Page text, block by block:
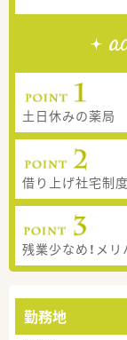
土日休みの薬局
借り上げ社宅制
残業少なめ！メ
勤務地